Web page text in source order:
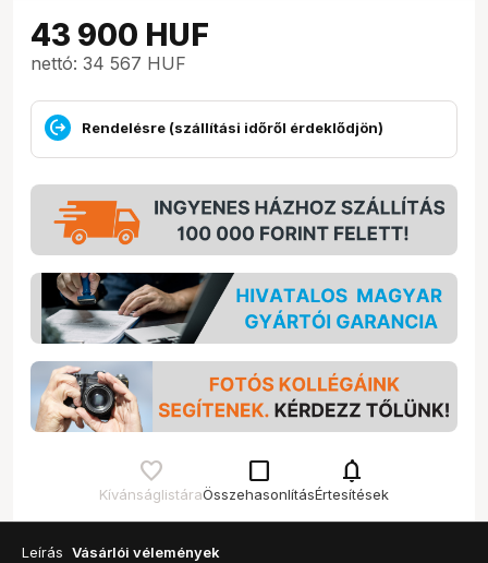
43 900 HUF
nettó: 34 567 HUF
Rendelésre (szállítási időről érdeklődjön)
Kívánságlistára
check_box_outline_blank
Összehasonlítás
notifications
Értesítések
Leírás Vásárlói vélemények